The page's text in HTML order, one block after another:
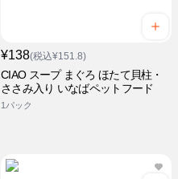
¥138(税込¥151.8)
CIAO スープ まぐろ ほたて貝柱・
ささみ入り いなばペットフード
1パック